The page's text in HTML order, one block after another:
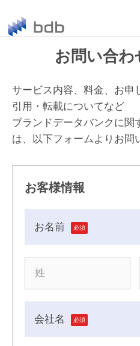
お問い合
サービス内容、料金、お申
引用・転載についてなど
ブランドデータバンクに関
は、以下フォームよりお問
お客様情報
お名前 必須
会社名 必須